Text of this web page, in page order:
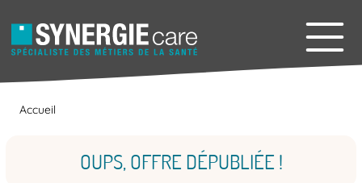
Accueil
OUPS, OFFRE DÉPUBLIÉE !